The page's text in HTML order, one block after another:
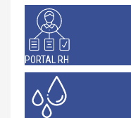
PORTAL RH